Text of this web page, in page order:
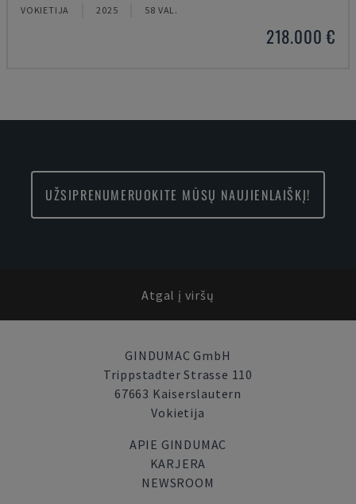
VOKIETIJA 2025 58 VAL.
218.000 €
UŽSIPRENUMERUOKITE MŪSŲ NAUJIENLAIŠKĮ!
Atgal į viršų
GINDUMAC GmbH
Trippstadter Strasse 110
67663 Kaiserslautern
Vokietija
APIE GINDUMAC
KARJERA
NEWSROOM